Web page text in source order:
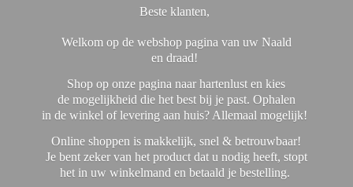
Beste klanten,
Welkom op de webshop pagina van uw Naald
en draad!
Shop op onze pagina naar hartenlust en kies
de mogelijkheid die het best bij je past. Ophalen
in de winkel of levering aan huis? Allemaal mogelijk!
Online shoppen is makkelijk, snel & betrouwbaar!
Je bent zeker van het product dat u nodig heeft, stopt
het in uw winkelmand en betaald je bestelling.